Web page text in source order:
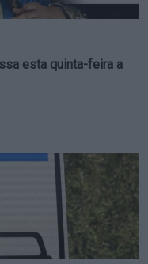
esta quinta-feira a